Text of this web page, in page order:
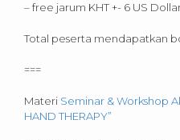
– free jarum KHT +- 6 US
Total peserta mendapatkan
===
Materi Seminar & Workshop
HAND THERAPY”